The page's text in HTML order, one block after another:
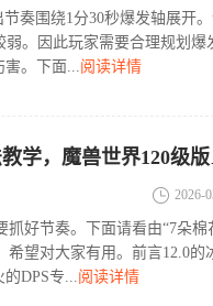
奏围绕1分30秒爆发轴展开
。因此玩家需要合理规划爆
害。下面...阅读详情
《魔兽世界
2026-
抓好节奏。下面请看由“7朵棉
希望对大家有用。前言12.0的
DPS专...阅读详情